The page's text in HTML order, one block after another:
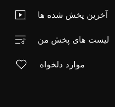
آخرین پخش شده ها
لیست های پخش من
موارد دلخواه